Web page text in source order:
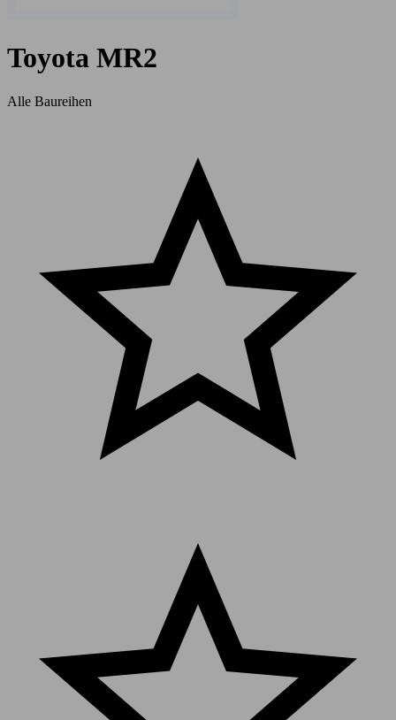
Toyota MR2
Alle Baureihen